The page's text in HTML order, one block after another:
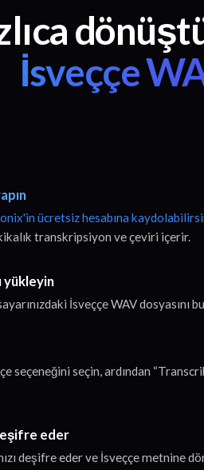
İsveççe
ücretsiz hesabına
transkripsiyon ve çeviri içerir.
yükleyin
İsveççe WAV dosyasını
seçeneğini seçin, ardından
eder
deşifre eder ve İsveççe metnine